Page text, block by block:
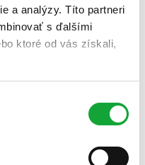
a analýzy. Títo partneri
s ďalšími
ktoré od vás získali,